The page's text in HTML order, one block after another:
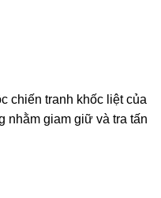
chiến tranh khốc liệt của
nhằm giam giữ và tra tấn